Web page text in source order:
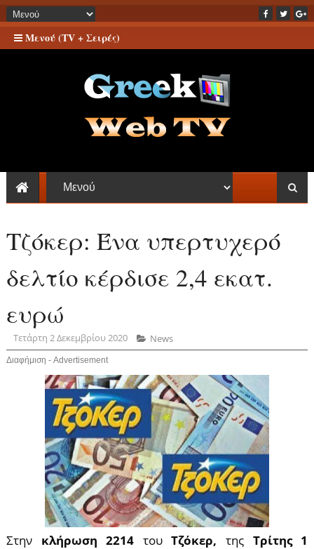
Μενού (TV + Σειρές)
Τζόκερ: Ένα υπερτυχερό
δελτίο κέρδισε 2,4 εκατ.
ευρώ
Τετάρτη 2 Δεκεμβρίου 2020 News
Διαφήμιση - Advertisement
Στην κλήρωση 2214 τουΤζόκερ, της Τρίτης 1